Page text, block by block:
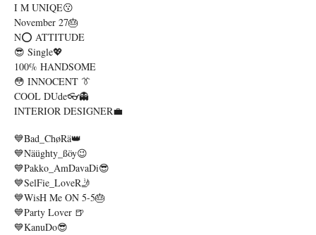
I M UNIQE😗
November 27🎂
N⭕ ATTITUDE
😎 Single💖
100% HANDSOME
😳 INNOCENT 👔
COOL DUde👓👻
INTERIOR DESIGNER💼
💙Bad_ChøRä👑
💙Näüghty_ßöy😉
💙Pakko_AmDavaDi😎
💙SelFie_LoveR🤳
💙WisH Me ON 5-5🎂
💙Party Lover 🍺
💙KanuDo😎